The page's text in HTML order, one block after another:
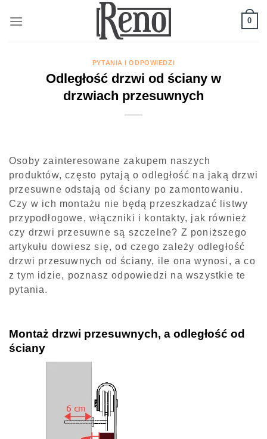
0
PYTANIA I ODPOWIEDZI
Odległość drzwi od ściany w
drzwiach przesuwnych
Osoby zainteresowane zakupem naszych
produktów, często pytają o odległość na jaką drzwi
przesuwne odstają od ściany po zamontowaniu.
Czy w ich montażu nie będą przeszkadzać listwy
przypodłogowe, włączniki i kontakty, jak również
czy drzwi przesuwne są szczelne? Z poniższego
artykułu dowiesz się, od czego zależy odległość
drzwi przesuwnych od ściany, ile ona wynosi, a co
z tym idzie, poznasz odpowiedzi na wszystkie te
pytania.
Montaż drzwi przesuwnych, a odległość od
ściany